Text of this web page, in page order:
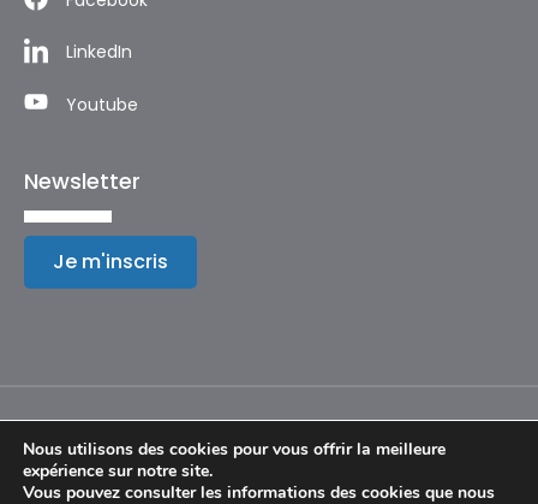
LinkedIn
Youtube
Newsletter
Je m'inscris
Mentions légales
Nous utilisons des cookies pour vous offrir la meilleure
expérience sur notre site.
Vous pouvez consulter les informations des cookies que nous